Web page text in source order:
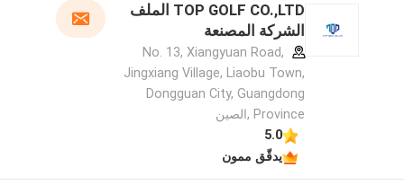
TOP GOLF CO.,LTD الملف
الشركة المصنعة
No. 13, Xiangyuan Road,
Jingxiang Village, Liaobu Town,
Dongguan City, Guangdong
Province ,الصين
5.0
يدقّق ممون